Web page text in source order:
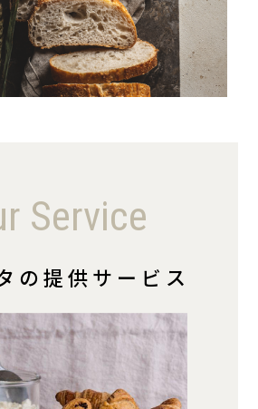
Service
の提供サービス